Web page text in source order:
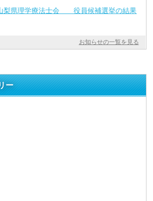
梨県理学療法士会 役員候補選挙の結果
お知らせの一覧を見る
ー